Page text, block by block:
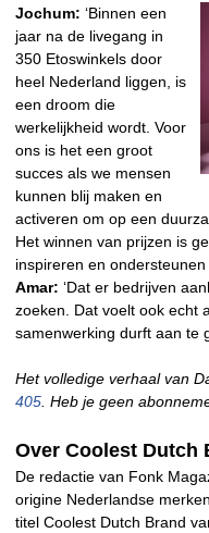
Jochum: ‘Binnen een
jaar na de livegang in
350 Etoswinkels door
heel Nederland liggen, is
een droom die
werkelijkheid wordt. Voor
ons is het een groot
succes als we mensen
kunnen blij maken en
activeren om op een
Het winnen van prijzen is
inspireren en
Amar: ‘Dat er bedrijven
zoeken. Dat voelt ook echt
samenwerking durft aan te
Het volledige verhaal van
405 . Heb je geen
Over Coolest Dutch
De redactie van Fonk
origine Nederlandse
titel Coolest Dutch Brand